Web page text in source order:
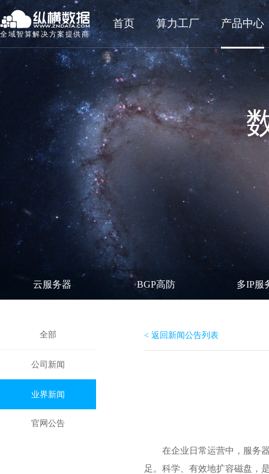
全域智算解决方案提供商
首页 算力工厂 产品中心
云服务器 BGP高防 多IP服
全部
公司新闻
业界新闻
官网公告
< 返回新闻公告列表
在企业日常运营中，服务
足。科学、有效地扩容磁盘，